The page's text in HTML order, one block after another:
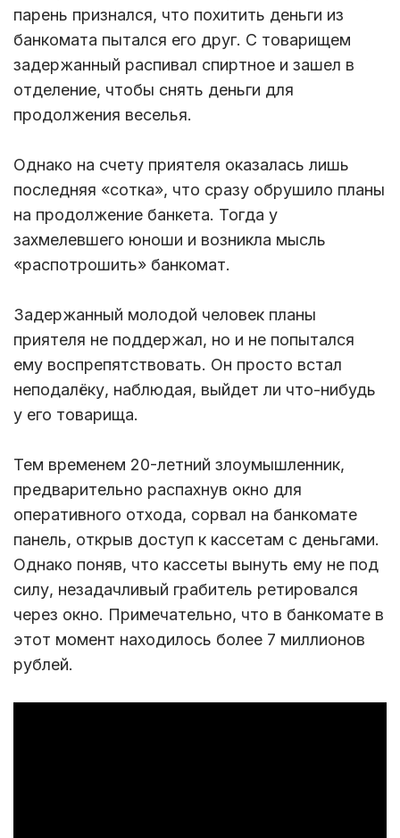
парень признался, что похитить деньги из
банкомата пытался его друг. С товарищем
задержанный распивал спиртное и зашел в
отделение, чтобы снять деньги для
продолжения веселья.
Однако на счету приятеля оказалась лишь
последняя «сотка», что сразу обрушило планы
на продолжение банкета. Тогда у
захмелевшего юноши и возникла мысль
«распотрошить» банкомат.
Задержанный молодой человек планы
приятеля не поддержал, но и не попытался
ему воспрепятствовать. Он просто встал
неподалёку, наблюдая, выйдет ли что-нибудь
у его товарища.
Тем временем 20-летний злоумышленник,
предварительно распахнув окно для
оперативного отхода, сорвал на банкомате
панель, открыв доступ к кассетам с деньгами.
Однако поняв, что кассеты вынуть ему не под
силу, незадачливый грабитель ретировался
через окно. Примечательно, что в банкомате в
этот момент находилось более 7 миллионов
рублей.